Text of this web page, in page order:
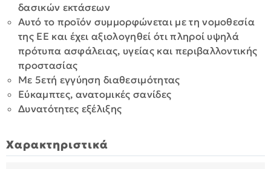
δασικών εκτάσεων
Αυτό το προϊόν συμμορφώνεται με τη νομοθεσία
της ΕΕ και έχει αξιολογηθεί ότι πληροί υψηλά
πρότυπα ασφάλειας, υγείας και περιβαλλοντικής
προστασίας
Με 5ετή εγγύηση διαθεσιμότητας
Εύκαμπτες, ανατομικές σανίδες
Δυνατότητες εξέλιξης
Χαρακτηριστικά